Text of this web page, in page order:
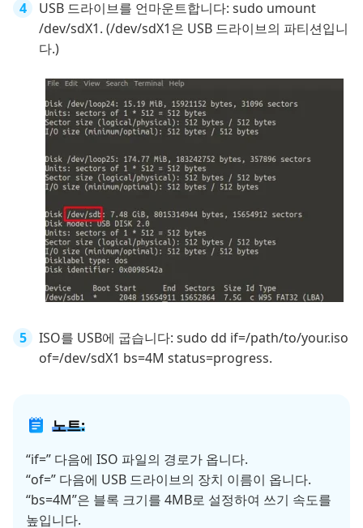
USB 드라이브를 언마운트합니다: sudo umount
/dev/sdX1. (/dev/sdX1은 USB 드라이브의 파티션입니
다.)
ISO를 USB에 굽습니다: sudo dd if=/path/to/your.iso
of=/dev/sdX1 bs=4M status=progress.
노트:
“if=” 다음에 ISO 파일의 경로가 옵니다.
“of=” 다음에 USB 드라이브의 장치 이름이 옵니다.
“bs=4M”은 블록 크기를 4MB로 설정하여 쓰기 속도를
높입니다.